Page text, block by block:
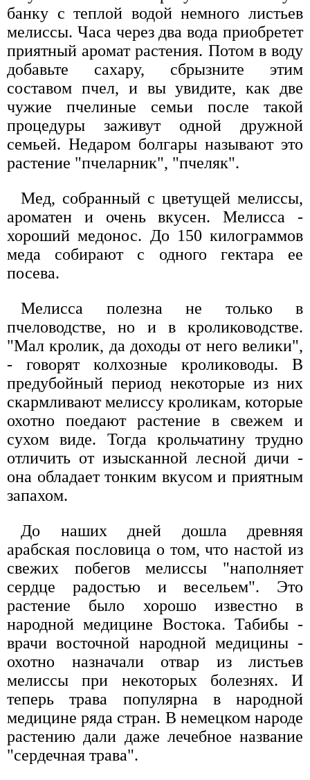
банку с теплой водой немного листьев
мелиссы. Часа через два вода приобретет
приятный аромат растения. Потом в воду
добавьте сахару, сбрызните этим
составом пчел, и вы увидите, как две
чужие пчелиные семьи после такой
процедуры заживут одной дружной
семьей. Недаром болгары называют это
растение "пчеларник", "пчеляк".
Мед, собранный с цветущей мелиссы,
ароматен и очень вкусен. Мелисса -
хороший медонос. До 150 килограммов
меда собирают с одного гектара ее
посева.
Мелисса полезна не только в
пчеловодстве, но и в кролиководстве.
"Мал кролик, да доходы от него велики",
- говорят колхозные кролиководы. В
предубойный период некоторые из них
скармливают мелиссу кроликам, которые
охотно поедают растение в свежем и
сухом виде. Тогда крольчатину трудно
отличить от изысканной лесной дичи -
она обладает тонким вкусом и приятным
запахом.
До наших дней дошла древняя
арабская пословица о том, что настой из
свежих побегов мелиссы "наполняет
сердце радостью и весельем". Это
растение было хорошо известно в
народной медицине Востока. Табибы -
врачи восточной народной медицины -
охотно назначали отвар из листьев
мелиссы при некоторых болезнях. И
теперь трава популярна в народной
медицине ряда стран. В немецком народе
растению дали даже лечебное название
"сердечная трава".